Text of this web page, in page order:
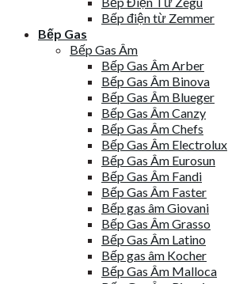
Bếp điện từ Zemmer
Bếp Gas
Bếp Gas Âm
Bếp Gas Âm Arber
Bếp Gas Âm Binova
Bếp Gas Âm Blueger
Bếp Gas Âm Canzy
Bếp Gas Âm Chefs
Bếp Gas Âm Electrolux
Bếp Gas Âm Eurosun
Bếp Gas Âm Fandi
Bếp Gas Âm Faster
Bếp gas âm Giovani
Bếp Gas Âm Grasso
Bếp Gas Âm Latino
Bếp gas âm Kocher
Bếp Gas Âm Malloca